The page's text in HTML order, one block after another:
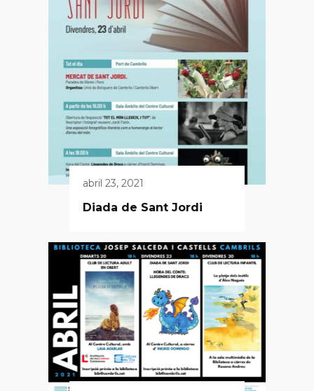
abril 23, 2021
Diada de Sant Jordi